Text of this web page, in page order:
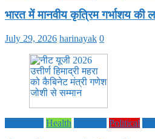
भारत में मानवीय कृत्रिम गर्भाशय की
July 29, 2026 harinayak 0
Health Political